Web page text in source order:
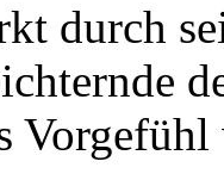
durch